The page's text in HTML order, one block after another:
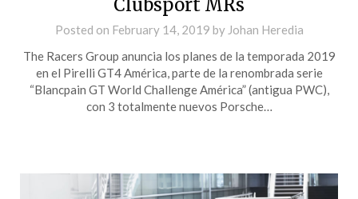
Clubsport MRs
Posted on February 14, 2019 by Johan Heredia
The Racers Group anuncia los planes de la temporada 2019
en el Pirelli GT4 América, parte de la renombrada serie
“Blancpain GT World Challenge América” (antigua PWC),
con 3 totalmente nuevos Porsche…